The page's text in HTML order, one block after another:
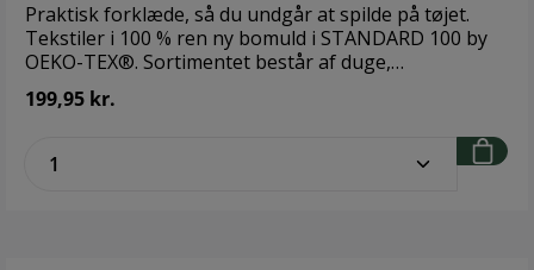
Praktisk forklæde, så du undgår at spilde på tøjet.
Tekstiler i 100 % ren ny bomuld i STANDARD 100 by
OEKO-TEX®. Sortimentet består af duge,
mundservietter og køkkentekstiler i gode designs i
både klassiske og moderigtige farver. Brand: Bastian
199,95 kr.